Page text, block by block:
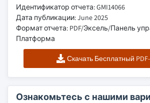
Идентификатор отчета: GMI14066
Дата публикации: June 2025
Формат отчета: PDF/Эксель/Панель
Платформа
Скачать Бесплатный
Ознакомьтесь с нашими